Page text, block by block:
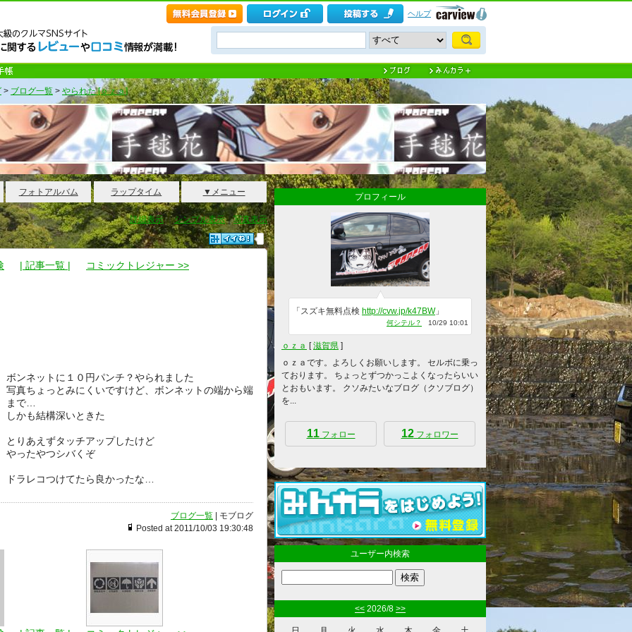
ヘルプ
> ブログ一覧 > やられた [ｏｚａ]
フォトアルバム ラップタイム ▼メニュー
詳細表示｜シンプル表示｜写真表示
| 記事一覧 | コミックトレジャー >>
ボンネットに１０円パンチ？やられました
写真ちょっとみにくいですけど、ボンネットの端から端
まで…
しかも結構深いときた
とりあえずタッチアップしたけど
やったやつシバくぞ
ドラレコつけてたら良かったな…
ブログ一覧 | モブログ
Posted at 2011/10/03 19:30:48
プロフィール
「スズキ無料点検 http://cvw.jp/k47BW」
何シテル？ 10/29 10:01
ｏｚａ [滋賀県 ]
ｏｚａです。よろしくお願いします。 セルボに乗っ
ております。 ちょっとずつかっこよくなったらいい
とおもいます。 クソみたいなブログ（クソブログ）
を...
11フォロー 12フォロワー
ユーザー内検索
<< 2026/8 >>